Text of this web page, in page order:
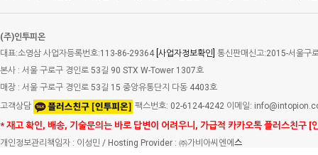
(주)인투피온
대표:소영삼 사업자등록번호:113-86-29364 [사업자정보확인] 통신판매신고:2015-서울구
본사 : 서울 구로구 경인로 53길 90 STX W-Tower 1307호
매장 : 서울 구로구 경인로 53길 15 중앙유통단지 다동 4403호
고객상담
팩스번호: 02-6124-4242 이메일:
* 재고 확인, 배송, 기술문의는 바로 답변이 어려우니, 가급적 카카오톡 플러스친구 [
개인정보관리책임자 : 이성민 / Hosting Provider : ㈜가비아씨엔에 스